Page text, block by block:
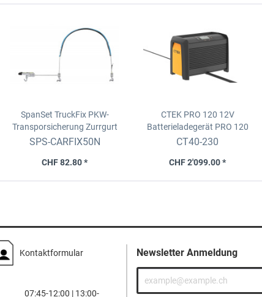
SpanSet TruckFix PKW-
Transporsicherung Zurrgurt
Breite: 50mm / Länge: 4.5m /
SPS-CARFIX50N
CHF 82.80 *
CTEK PRO 120 12V
Batterieladegerät PRO 120
CT40-230
CHF 2'099.00 *
Kontaktformular
07:45-12:00 | 13:00-
Newsletter Anmeldung